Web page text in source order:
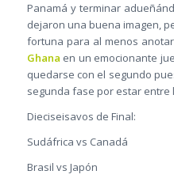
Panamá y terminar
dejaron una buena imagen,
fortuna para al menos
Ghana en un emocionante
quedarse con el segundo
segunda fase por estar entre
Dieciseisavos de Final:
Sudáfrica vs Canadá
Brasil vs Japón